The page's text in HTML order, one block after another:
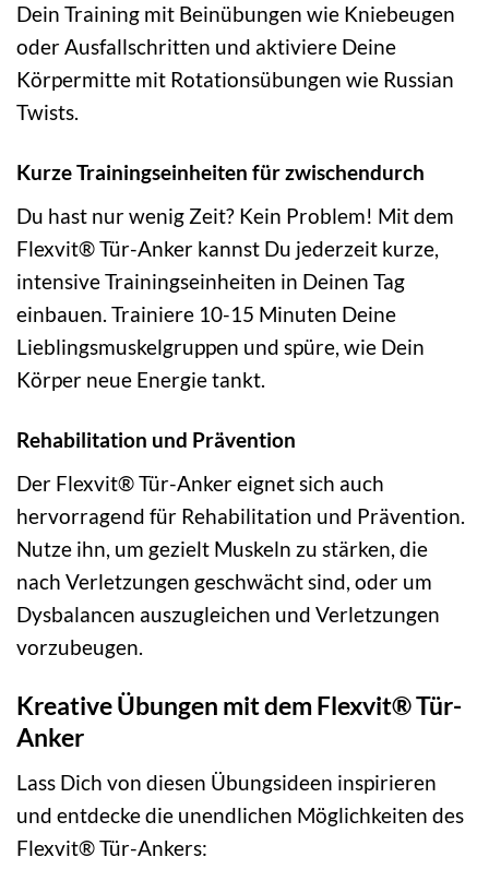
Dein Training mit Beinübungen wie Kniebeugen
oder Ausfallschritten und aktiviere Deine
Körpermitte mit Rotationsübungen wie Russian
Twists.
Kurze Trainingseinheiten für zwischendurch
Du hast nur wenig Zeit? Kein Problem! Mit dem
Flexvit® Tür-Anker kannst Du jederzeit kurze,
intensive Trainingseinheiten in Deinen Tag
einbauen. Trainiere 10-15 Minuten Deine
Lieblingsmuskelgruppen und spüre, wie Dein
Körper neue Energie tankt.
Rehabilitation und Prävention
Der Flexvit® Tür-Anker eignet sich auch
hervorragend für Rehabilitation und Prävention.
Nutze ihn, um gezielt Muskeln zu stärken, die
nach Verletzungen geschwächt sind, oder um
Dysbalancen auszugleichen und Verletzungen
vorzubeugen.
Kreative Übungen mit dem Flexvit® Tür-
Anker
Lass Dich von diesen Übungsideen inspirieren
und entdecke die unendlichen Möglichkeiten des
Flexvit® Tür-Ankers: